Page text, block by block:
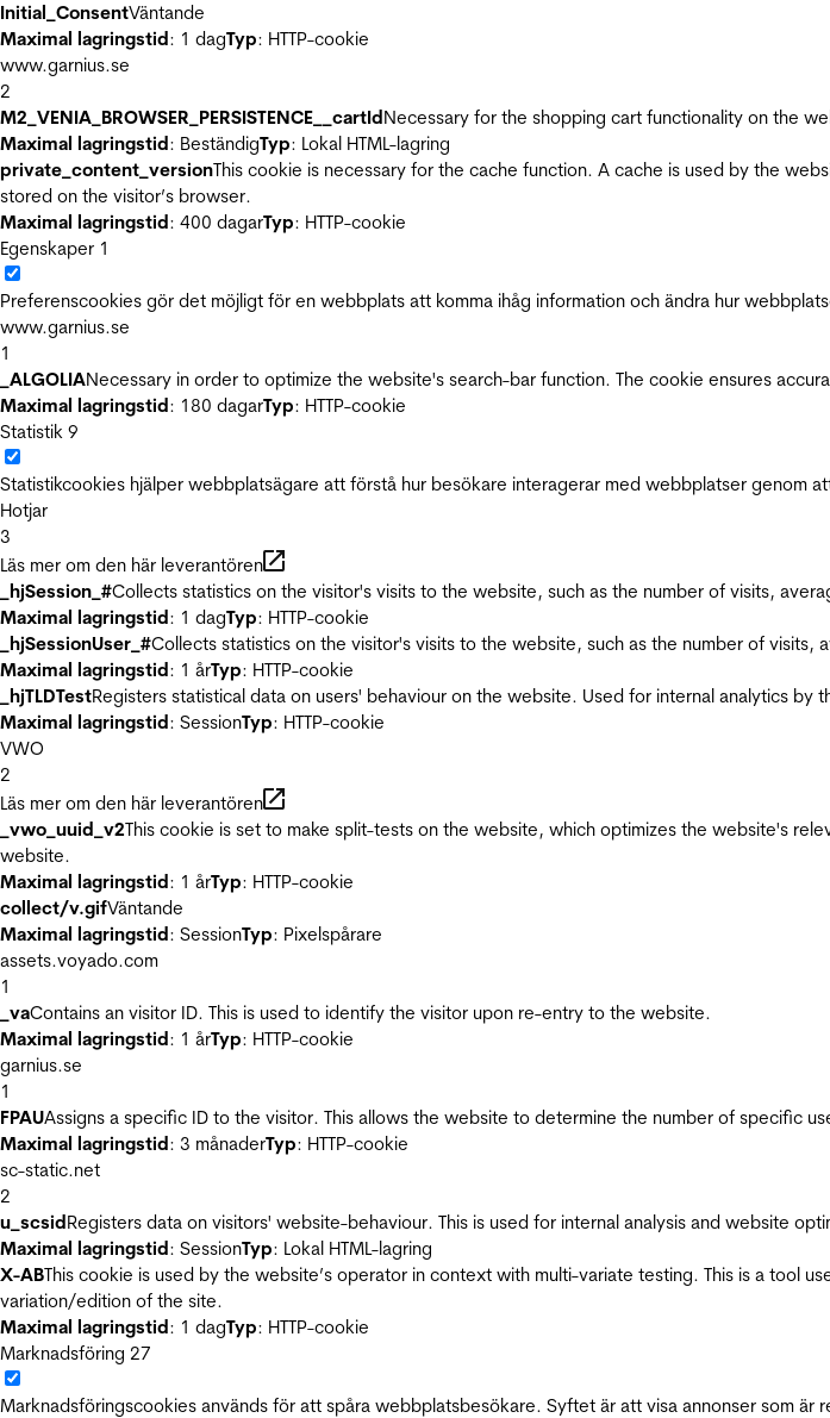
Initial_ConsentVäntande
Maximal lagringstid: 1 dagTyp: HTTP-cookie
www.garnius.se
2
M2_VENIA_BROWSER_PERSISTENCE__cartIdNecessary for the shopping cart functionality on the
Maximal lagringstid: BeständigTyp: Lokal HTML-lagring
private_content_versionThis cookie is necessary for the cache function. A cache is used by the
stored on the visitor’s browser.
Maximal lagringstid: 400 dagarTyp: HTTP-cookie
Egenskaper 1
Preferenscookies gör det möjligt för en webbplats att komma ihåg information och ändra hur
www.garnius.se
1
_ALGOLIANecessary in order to optimize the website's search-bar function. The cookie ensures
Maximal lagringstid: 180 dagarTyp: HTTP-cookie
Statistik 9
Statistikcookies hjälper webbplatsägare att förstå hur besökare interagerar med webbplatser genom
Hotjar
3
Läs mer om den här leverantören
_hjSession_#Collects statistics on the visitor's visits to the website, such as the number of visits,
Maximal lagringstid: 1 dagTyp: HTTP-cookie
_hjSessionUser_#Collects statistics on the visitor's visits to the website, such as the number of
Maximal lagringstid: 1 årTyp: HTTP-cookie
_hjTLDTestRegisters statistical data on users' behaviour on the website. Used for internal analytics by
Maximal lagringstid: SessionTyp: HTTP-cookie
VWO
2
Läs mer om den här leverantören
_vwo_uuid_v2This cookie is set to make split-tests on the website, which optimizes the website's
website.
Maximal lagringstid: 1 årTyp: HTTP-cookie
collect/v.gifVäntande
Maximal lagringstid: SessionTyp: Pixelspårare
assets.voyado.com
1
_vaContains an visitor ID. This is used to identify the visitor upon re-entry to the website.
Maximal lagringstid: 1 årTyp: HTTP-cookie
garnius.se
1
FPAUAssigns a specific ID to the visitor. This allows the website to determine the number of specific
Maximal lagringstid: 3 månaderTyp: HTTP-cookie
sc-static.net
2
u_scsidRegisters data on visitors' website-behaviour. This is used for internal analysis and website
Maximal lagringstid: SessionTyp: Lokal HTML-lagring
X-ABThis cookie is used by the website’s operator in context with multi-variate testing. This is a tool
variation/edition of the site.
Maximal lagringstid: 1 dagTyp: HTTP-cookie
Marknadsföring 27
Marknadsföringscookies används för att spåra webbplatsbesökare. Syftet är att visa annonser som